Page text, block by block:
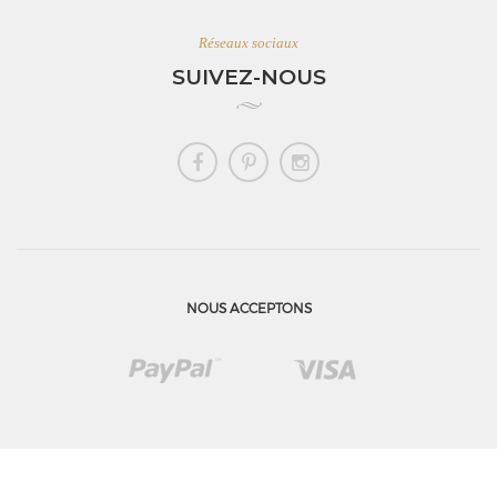
Réseaux sociaux
SUIVEZ-NOUS
NOUS ACCEPTONS